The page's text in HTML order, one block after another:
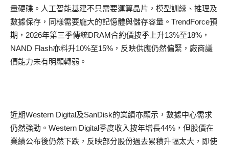
量硬碟。人工智能基建不只需要運算晶片，模型訓練、推理及
數據保存，同樣需要龐大的記憶體與儲存容量。TrendForce預
期，2026年第三季傳統DRAM合約價按季上升13%至18%，
NAND Flash亦料升10%至15%，反映供應仍然偏緊，廠商議
價能力未有明顯轉弱。
近期Western Digital及SanDisk的業績亦顯示，數據中心需求
仍然強勁。Western Digital季度收入按年增長44%，但股價在
業績公布後仍然下跌，反映部分股份過去累積升幅太大，即使